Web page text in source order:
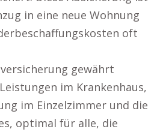
in eine neue Wohnung
oft
gewährt
im Krankenhaus,
im Einzelzimmer und die
optimal für alle, die